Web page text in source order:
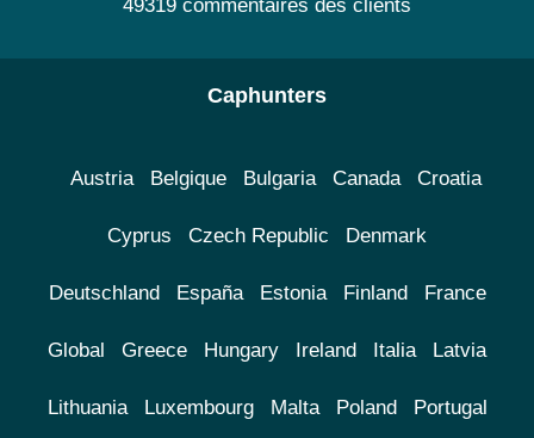
49319 commentaires des clients
Caphunters
Austria Belgique Bulgaria Canada Croatia
Cyprus Czech Republic Denmark
Deutschland España Estonia Finland France
Global Greece Hungary Ireland Italia Latvia
Lithuania Luxembourg Malta Poland Portugal